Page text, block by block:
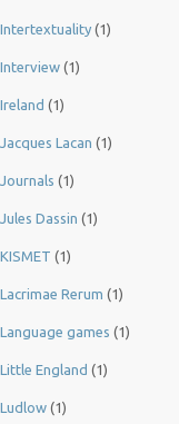
Intertextuality (1)
Interview (1)
Ireland (1)
Jacques Lacan (1)
Journals (1)
Jules Dassin (1)
KISMET (1)
Lacrimae Rerum (1)
Language games (1)
Little England (1)
Ludlow (1)